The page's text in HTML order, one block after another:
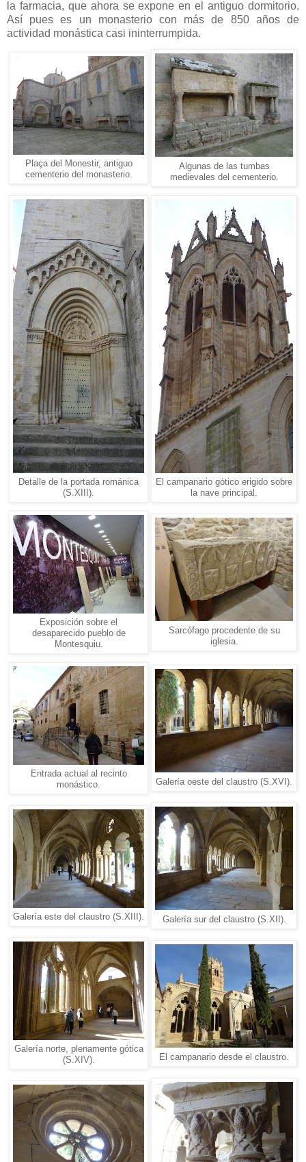
la farmacia, que ahora se expone en el antiguo dormitorio.
Así pues es un monasterio con más de 850 años de
actividad monástica casi ininterrumpida.
Plaça del Monestir, antiguo
cementerio del monasterio.
Algunas de las tumbas
medievales del cementerio.
Detalle de la portada románica
(S.XIII).
El campanario gótico erigido sobre
la nave principal.
Exposición sobre el
desaparecido pueblo de
Montesquiu.
Sarcófago procedente de su
iglesia.
Entrada actual al recinto
monástico.
Galería oeste del claustro (S.XVI).
Galería este del claustro (S.XIII). Galería sur del claustro (S.XII).
Galería norte, plenamente gótica
(S.XIV).
El campanario desde el claustro.